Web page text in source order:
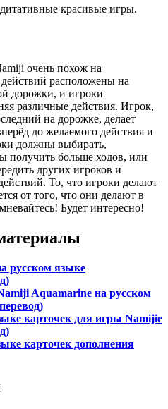
красивые игры.
очень похож на
расположены на
дорожки, и игроки
различные действия. Игрок,
на дорожке, делает
до желаемого действия и
должны выбирать,
получить больше ходов, или
других игроков и
То, что игроки делают
от того, что они делают в
Будет интересно!
русском языке
Aquamarine на русском
карточек для игры Namijie
карточек дополнения